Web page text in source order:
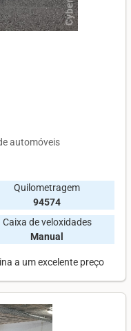
automóveis
Quilometragem
94574
Caixa de veloxidades
Manual
a um excelente preço